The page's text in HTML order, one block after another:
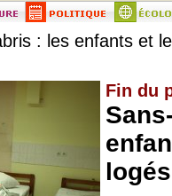
: les enfants et
Fin du